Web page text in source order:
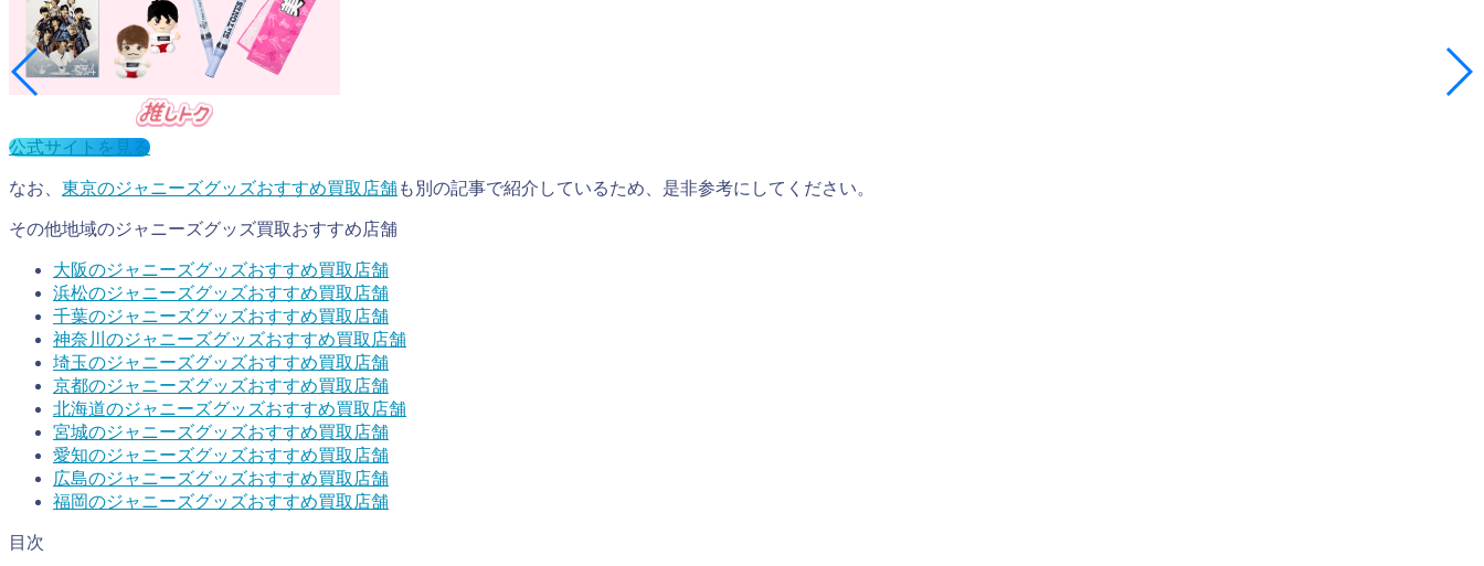
公式サイトを見る
なお、 東京のジャニーズグッズおすすめ買取店舗も別の記事で紹介しているため、是非参考にしてください。
その他地域のジャニーズグッズ買取おすすめ店舗
大阪のジャニーズグッズおすすめ買取店舗
浜松のジャニーズグッズおすすめ買取店舗
千葉のジャニーズグッズおすすめ買取店舗
神奈川のジャニーズグッズおすすめ買取店舗
埼玉のジャニーズグッズおすすめ買取店舗
京都のジャニーズグッズおすすめ買取店舗
北海道のジャニーズグッズおすすめ買取店舗
宮城のジャニーズグッズおすすめ買取店舗
愛知のジャニーズグッズおすすめ買取店舗
広島のジャニーズグッズおすすめ買取店舗
福岡のジャニーズグッズおすすめ買取店舗
目次